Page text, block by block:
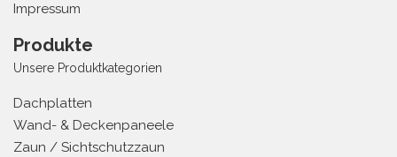
Impressum
Produkte
Unsere Produktkategorien
Dachplatten
Wand- & Deckenpaneele
Zaun / Sichtschutzzaun